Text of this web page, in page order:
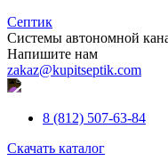
Септик
Системы автономной
Напишите нам
zakaz@kupitseptik.com
8 (812) 507-63-84
Скачать каталог